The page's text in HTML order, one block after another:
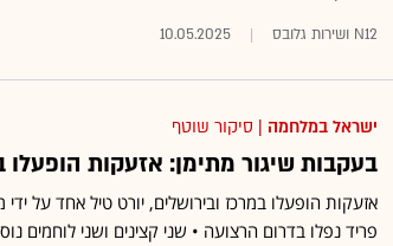
N12 ושירות גלובס 10.05.2025
ישראל במלחמה | סיקור שוטף
בעקבות שיגור מתימן: אזעקות הופעלו
אזעקות הופעלו במרכז ובירושלים, יורט טיל אחד על
פריד נפלו בדרום הרצועה • שני קצינים ושני לוחמים